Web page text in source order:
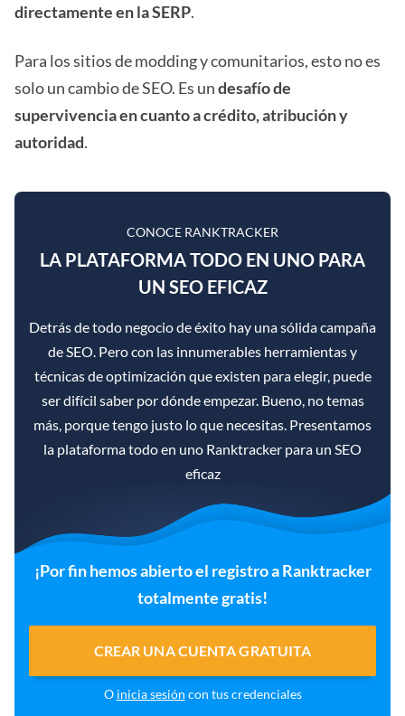
directamente en la SERP.
Para los sitios de modding y comunitarios, esto no es
solo un cambio de SEO. Es undesafío de
supervivencia en cuanto a crédito, atribución y
autoridad.
CONOCE RANKTRACKER
LA PLATAFORMA TODO EN UNO PARA
UN SEO EFICAZ
Detrás de todo negocio de éxito hay una sólida campaña
de SEO. Pero con las innumerables herramientas y
técnicas de optimización que existen para elegir, puede
ser difícil saber por dónde empezar. Bueno, no temas
más, porque tengo justo lo que necesitas. Presentamos
la plataforma todo en uno Ranktracker para un SEO
eficaz
¡Por fin hemos abierto el registro a Ranktracker
totalmente gratis!
CREAR UNA CUENTA GRATUITA
O inicia sesión con tus credenciales